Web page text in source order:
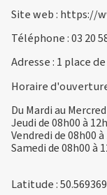
Site web : https://
Téléphone :03 20
Adresse : 1 place
Horaire
Du Mardi au
Jeudi de 08h00 à
Vendredi de 08h00
Samedi de 08h00 à
Latitude : 50.569369